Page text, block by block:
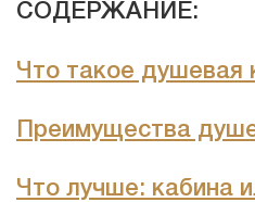
СОДЕРЖАНИЕ:
Что такое душевая
Преимущества
Что лучше: кабина